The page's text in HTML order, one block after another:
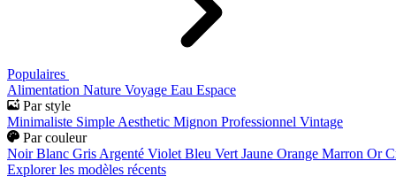
Populaires
Alimentation Nature Voyage Eau Espace
Par style
Minimaliste Simple Aesthetic Mignon Professionnel Vintage
Par couleur
Noir Blanc Gris Argenté Violet Bleu Vert Jaune Orange Marron Or
Explorer les modèles récents